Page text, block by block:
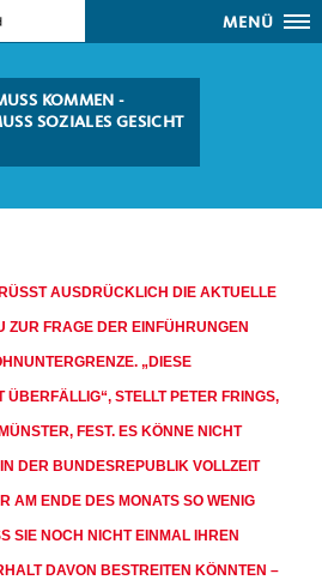
MENÜ
KOMMEN -
SOZIALES GESICHT
AUSDRÜCKLICH DIE AKTUELLE D
FRAGE DER EINFÜHRUNGEN E
„DIESE D
STELLT PETER FRINGS, C
FEST. ES KÖNNE NICHT S
DER BUNDESREPUBLIK VOLLZEIT A
ENDE DES MONATS SO WENIG V
NOCH NICHT EINMAL IHREN E
DAVON BESTREITEN KÖNNTEN – G